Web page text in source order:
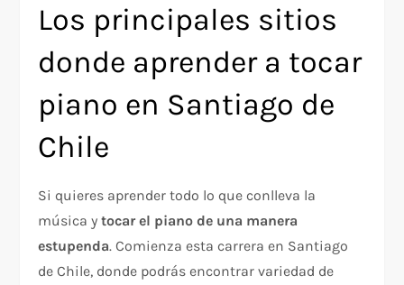
Los principales sitios
donde aprender a tocar
piano en Santiago de
Chile
Si quieres aprender todo lo que conlleva la
música ytocar el piano de una manera
estupenda. Comienza esta carrera en Santiago
de Chile, donde podrás encontrar variedad de